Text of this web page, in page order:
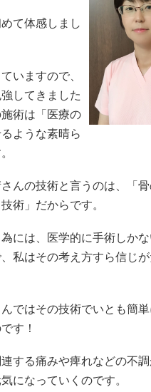
て体感しまし
いますので、
してきました
術は「医療の
ような素晴ら
んの技術と言うのは、「
術」だからです。
には、医学的に手術しか
私はその考え方すら信じ
ではその技術でいとも簡
す！
する痛みや痺れなどの不
になっていくのです。